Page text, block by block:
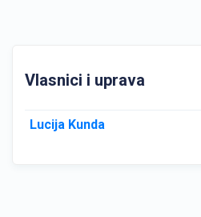
Vlasnici i uprava
Lucija Kunda